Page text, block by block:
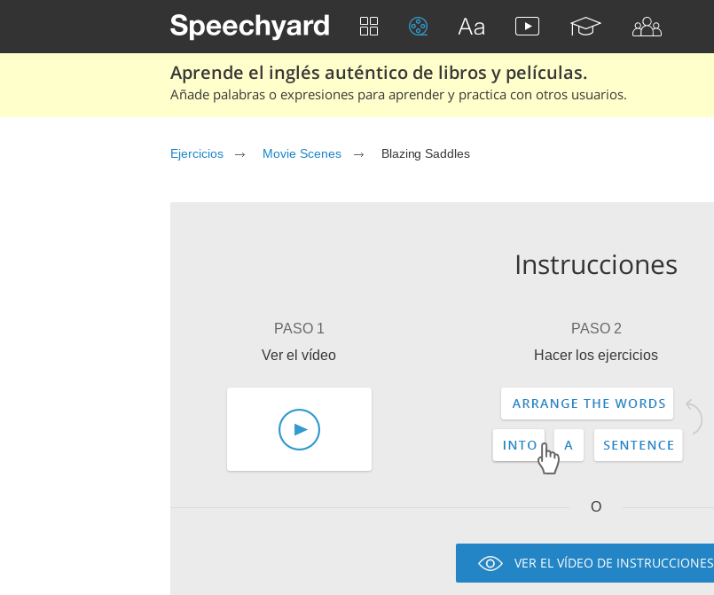
Aprende el inglés auténtico de libros y películas.
Añade palabras o expresiones para aprender y practica con otros usuarios.
Ejercicios Movie Scenes Blazing Saddles
Instrucciones
PASO 1
Ver el vídeo
PASO 2
Hacer los ejercicios
O
VER EL VÍDEO DE INSTRUCCIONES